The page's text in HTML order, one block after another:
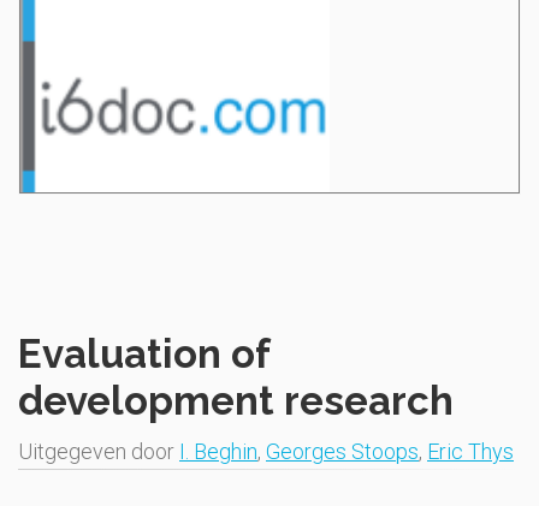
Evaluation of
development research
Uitgegeven door I. Beghin, Georges Stoops, Eric Thys